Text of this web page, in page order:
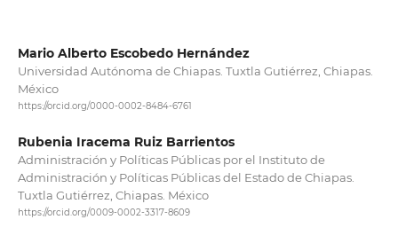
Mario Alberto Escobedo Hernández
Universidad Autónoma de Chiapas. Tuxtla Gutiérrez, Chiapas.
México
https://orcid.org/0000-0002-8484-6761
Rubenia Iracema Ruiz Barrientos
Administración y Políticas Públicas por el Instituto de
Administración y Políticas Públicas del Estado de Chiapas.
Tuxtla Gutiérrez, Chiapas. México
https://orcid.org/0009-0002-3317-8609